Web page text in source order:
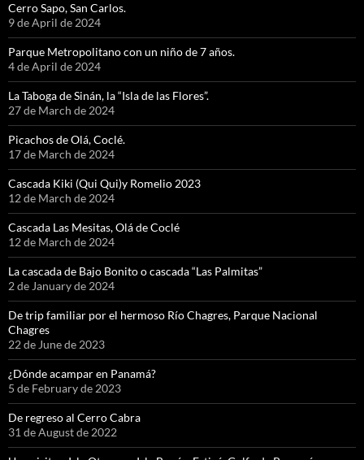
Cerro Sapo, San Carlos.
9 de April de 2024
Parque Metropolitano con un niño de 7 años.
4 de April de 2024
La Taboga de Sinán, la “Isla de las Flores”.
27 de March de 2024
Picachos de Olá, Coclé.
17 de March de 2024
Cascada Kiki (Qui Qui)y Romelio 2023
12 de March de 2024
Cascada Las Mesitas, Olá de Coclé
12 de March de 2024
La cascada de Bajo Bonito o cascada “Las Palmitas”
2 de January de 2024
De trip familiar por el hermoso Río Chagres, Parque Nacional
Chagres
22 de June de 2023
¿Dónde acampar en Panamá?
5 de February de 2023
De regreso al Cerro Cabra
31 de August de 2022